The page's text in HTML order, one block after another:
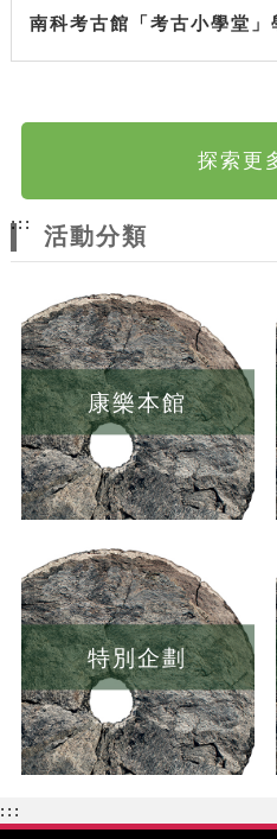
南科考古館「考古小學堂
探索更
:::
活動分類
康樂本館
特別企劃
:::